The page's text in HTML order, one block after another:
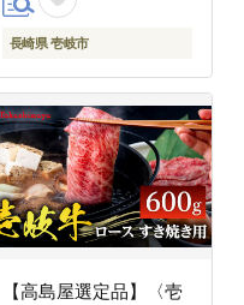
シーズン対応 羽毛布団
肌掛け布団 国産 日本製
円
長崎県 壱岐市
【高島屋選定品】〈壱